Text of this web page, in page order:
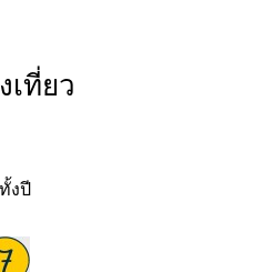
เที่ยว
งปี